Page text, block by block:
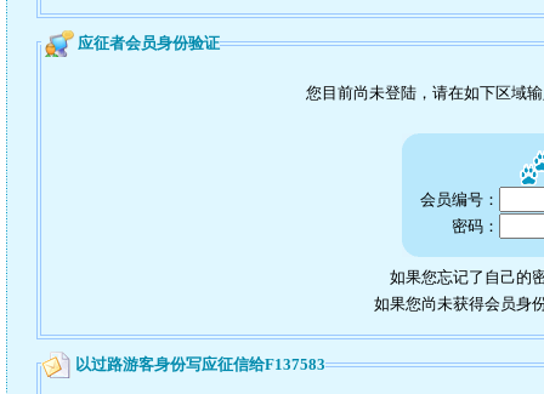
应征者会员身份验证
您目前尚未登陆，请在如下区域
会员编号：
密码：
如果您忘记了自己的
如果您尚未获得会员身
以过路游客身份写应征信给F137583